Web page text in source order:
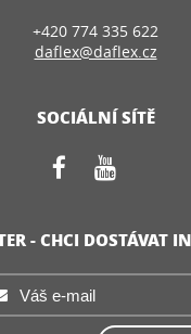
+420 774 335 622
daflex@daflex.cz
SOCIÁLNÍ SÍTĚ
- CHCI DOSTÁVAT